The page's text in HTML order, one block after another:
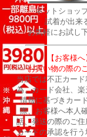
ネットショッ
試着が出来
お気軽にお試し
【お客様へ
お買い物の際の
当店では不正カー
為、カード会社、
情報に基づきカー
際、お客様へ本人
話、発送の際のご住
カードの承認を行